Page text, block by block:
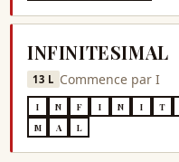
INFINITESIMAL
13 L Commence parI
I N F I N I T
M
A L